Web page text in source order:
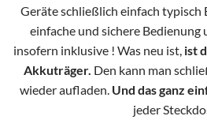
Geräte schließlich einfach typisch
einfache und sichere Bedienung
insofern inklusive ! Was neu ist, ist
Akkuträger. Den kann man
wieder aufladen. Und das ganz
jeder